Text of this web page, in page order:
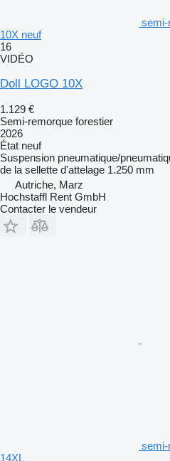
semi-
10X neuf
16
VIDÉO
Doll LOGO 10X
1.129 €
Semi-remorque forestier
2026
État neuf
Suspension pneumatique/
de la sellette d'attelage 1.250 mm
Autriche, Marz
Hochstaffl Rent GmbH
Contacter le vendeur
semi-
14XL